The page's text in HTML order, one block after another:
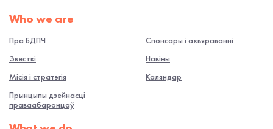
Who we are
Пра БДПЧ
Звесткі
Місія і стратэгія
Прынцыпы дзейнасці
праваабаронцаў
Спонсары і ахвяраванні
Навiны
Каляндар